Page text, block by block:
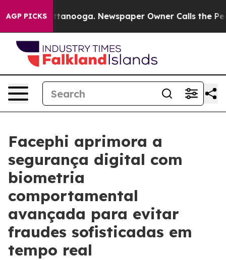
AGP PICKS
in Chattanooga. Newspaper Owner Calls the
Facephi aprimora a
segurança digital com
biometria
comportamental
avançada para evitar
fraudes sofisticadas em
tempo real